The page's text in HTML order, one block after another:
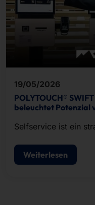
19/05/2026
POLYTOUCH®
beleuchtet Potenzial
Selfservice ist ein
Weiterlesen